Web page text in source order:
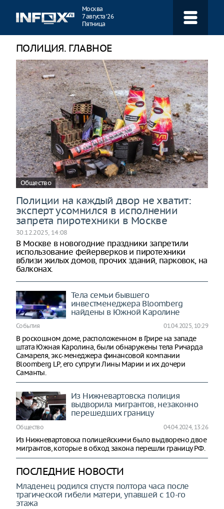
Москва
7 августа ‘26
Пятница
ПОЛИЦИЯ. ГЛАВНОЕ
Общество
Полиции на каждый двор не хватит:
эксперт усомнился в исполнении
запрета пиротехники в Москве
30.12.2025, 14:08
В Москве в новогодние праздники запретили
использование фейерверков и пиротехники
вблизи жилых домов, прочих зданий, парковок, на
балконах.
Тела семьи бывшего
инвестменеджера Bloomberg
найдены в Южной Каролине
События 01.04.2025, 10:29
В роскошном доме, расположенном в Грире на западе
штата Южная Каролина, были обнаружены тела Ричарда
Самареля, экс-менеджера финансовой компании
Bloomberg LP, его супруги Лины Марии и их дочери
Саманты.
Из Нижневартовска полиция
выдворила мигрантов, незаконно
перешедших границу
Общество 04.04.2024, 13:26
Из Нижневартовска полицейскими было выдворено двое
мигрантов, которые в обход закона перешли границу РФ.
ПОСЛЕДНИЕ НОВОСТИ
Младенец родился спустя полтора часа после
трагической гибели матери, упавшей с 10-го
этажа